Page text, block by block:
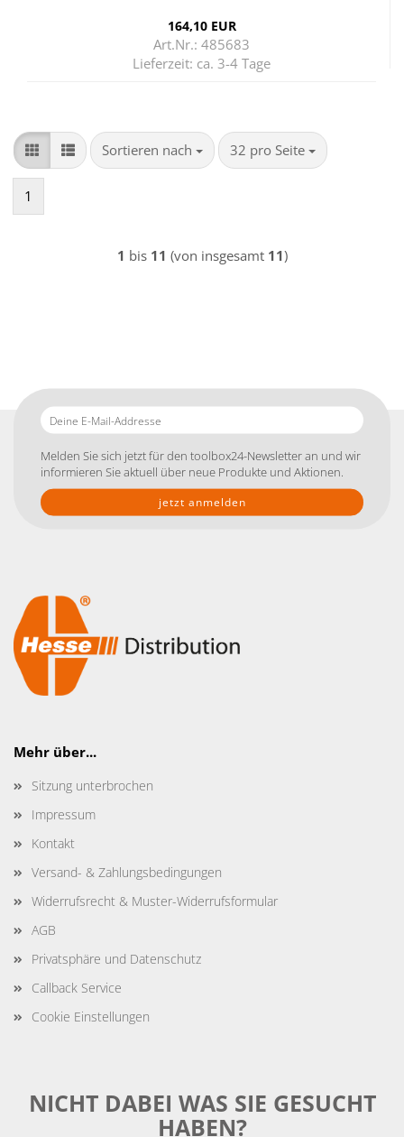
164,10 EUR
Art.Nr.: 485683
Lieferzeit: ca. 3-4 Tage
Sortieren nach
Sortieren nach 32 pro Seite
pro Seite
1
1 bis 11 (von insgesamt 11)
Deine
E-
Addresse
Melden Sie sich jetzt für den toolbox24-Newsletter an und wir
informieren Sie aktuell über neue Produkte und Aktionen.
Mehr über...
Sitzung unterbrochen
Impressum
Kontakt
Versand- & Zahlungsbedingungen
Widerrufsrecht & Muster-Widerrufsformular
AGB
Privatsphäre und Datenschutz
Callback Service
Cookie Einstellungen
NICHT DABEI WAS SIE GESUCHT
HABEN?